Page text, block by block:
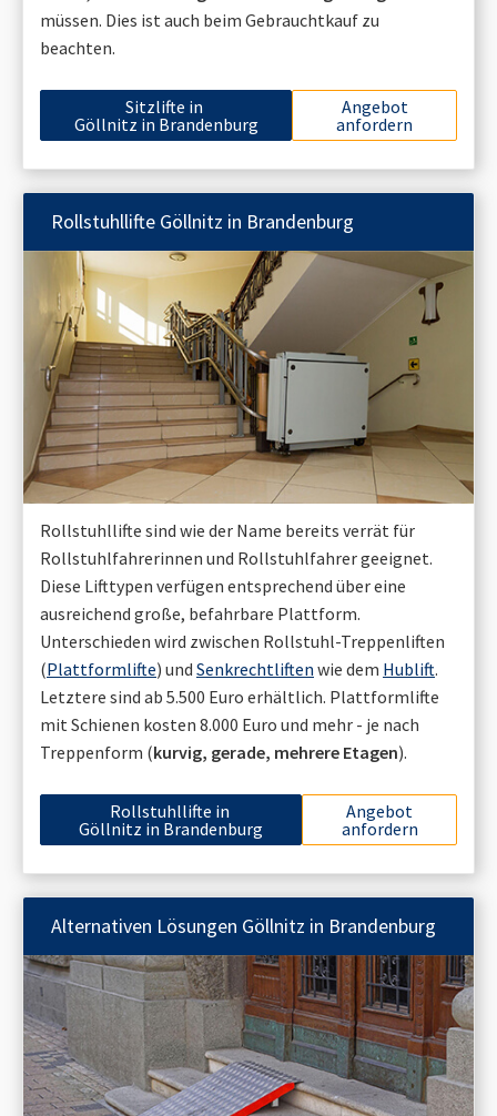
müssen. Dies ist auch beim Gebrauchtkauf zu
beachten.
Sitzlifte in
Göllnitz in Brandenburg
Angebot
anfordern
Rollstuhllifte Göllnitz in Brandenburg
Rollstuhllifte sind wie der Name bereits verrät für
Rollstuhlfahrerinnen und Rollstuhlfahrer geeignet.
Diese Lifttypen verfügen entsprechend über eine
ausreichend große, befahrbare Plattform.
Unterschieden wird zwischen Rollstuhl-Treppenliften
(Plattformlifte) und Senkrechtliften wie dem Hublift.
Letztere sind ab 5.500 Euro erhältlich. Plattformlifte
mit Schienen kosten 8.000 Euro und mehr - je nach
Treppenform (kurvig, gerade, mehrere Etagen).
Rollstuhllifte in
Göllnitz in Brandenburg
Angebot
anfordern
Alternativen Lösungen Göllnitz in Brandenburg